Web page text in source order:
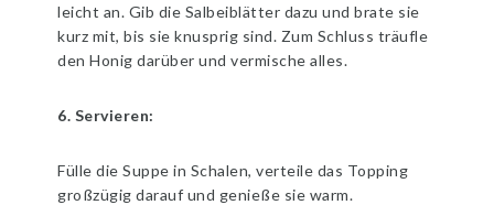
leicht an. Gib die Salbeiblätter dazu und brate sie
kurz mit, bis sie knusprig sind. Zum Schluss träufle
den Honig darüber und vermische alles.
6. Servieren:
Fülle die Suppe in Schalen, verteile das Topping
großzügig darauf und genieße sie warm.